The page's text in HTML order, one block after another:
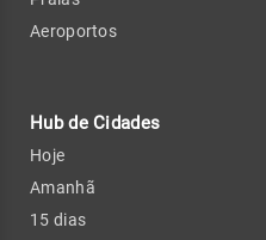
Aeroportos
Hub de Cidades
Hoje
Amanhã
15 dias